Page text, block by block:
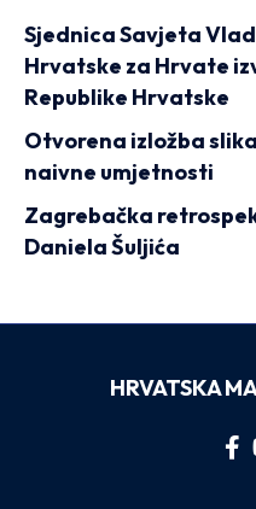
Sjednica Savjeta
Hrvatske za Hrvate
Republike Hrvatske
Otvorena izložba
naivne umjetnosti
Zagrebačka
Daniela Šuljića
HRVATSKA